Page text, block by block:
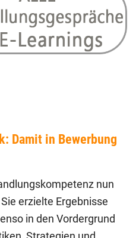
Damit in Bewerbung
nun
erzielte Ergebnisse
in den Vordergrund